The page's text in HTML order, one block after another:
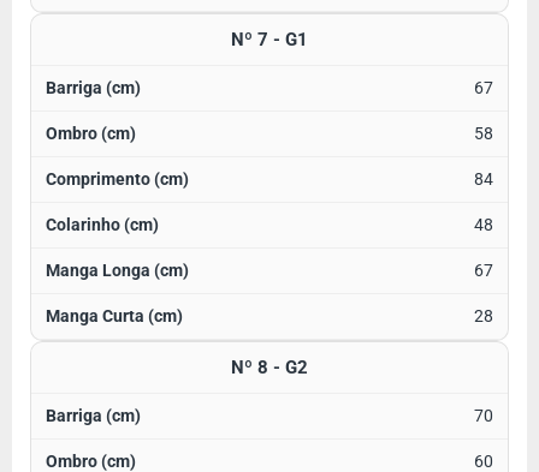
Nº 7 - G1
67
58
84
48
67
28
Nº 8 - G2
70
60